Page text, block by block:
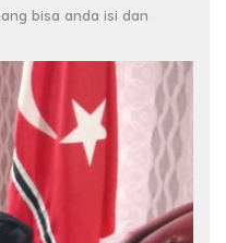
bisa anda isi dan